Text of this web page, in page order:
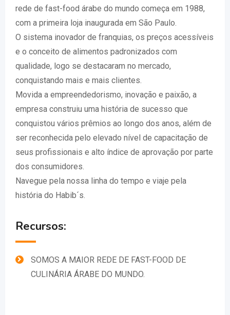
rede de fast-food árabe do mundo começa em 1988,
com a primeira loja inaugurada em São Paulo.
O sistema inovador de franquias, os preços acessíveis
e o conceito de alimentos padronizados com
qualidade, logo se destacaram no mercado,
conquistando mais e mais clientes.
Movida a empreendedorismo, inovação e paixão, a
empresa construiu uma história de sucesso que
conquistou vários prêmios ao longo dos anos, além de
ser reconhecida pelo elevado nível de capacitação de
seus profissionais e alto índice de aprovação por parte
dos consumidores.
Navegue pela nossa linha do tempo e viaje pela
história do Habib´s.
Recursos:
SOMOS A MAIOR REDE DE FAST-FOOD DE
CULINÁRIA ÁRABE DO MUNDO.